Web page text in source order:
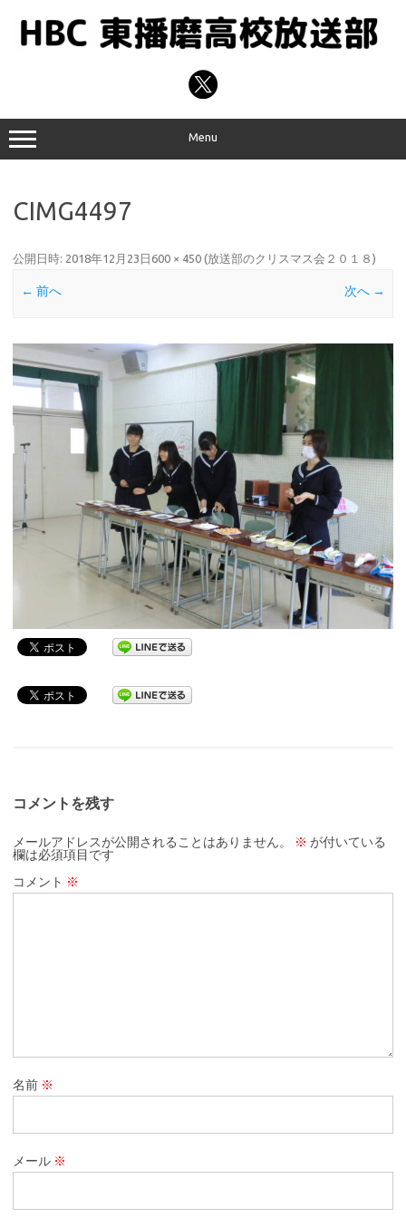
プ
Menu
CIMG4497
公開日時: 2018年12月23日 600 × 450 (放送部のクリスマス会２０１８ )
← 前へ 次へ →
コメントを残す
メールアドレスが公開されることはありません。 ※ が付いている
欄は必須項目です
コメント ※
名前 ※
メール ※